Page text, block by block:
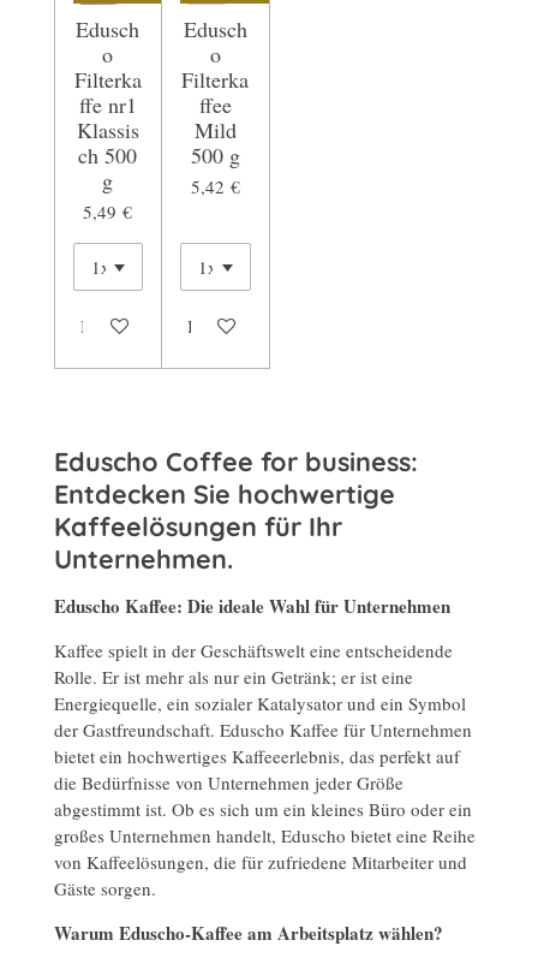
Edusch
o
Filterka
ffe nr1
Klassis
ch 500
g
5,49 €
In den Warenkorb
Edusch
o
Filterka
ffee
Mild
500 g
5,42 €
In den Warenkorb
Eduscho Coffee for business:
Entdecken Sie hochwertige
Kaffeelösungen für Ihr
Unternehmen.
Eduscho Kaffee: Die ideale Wahl für Unternehmen
Kaffee spielt in der Geschäftswelt eine entscheidende
Rolle. Er ist mehr als nur ein Getränk; er ist eine
Energiequelle, ein sozialer Katalysator und ein Symbol
der Gastfreundschaft. Eduscho Kaffee für Unternehmen
bietet ein hochwertiges Kaffeeerlebnis, das perfekt auf
die Bedürfnisse von Unternehmen jeder Größe
abgestimmt ist. Ob es sich um ein kleines Büro oder ein
großes Unternehmen handelt, Eduscho bietet eine Reihe
von Kaffeelösungen, die für zufriedene Mitarbeiter und
Gäste sorgen.
Warum Eduscho-Kaffee am Arbeitsplatz wählen?